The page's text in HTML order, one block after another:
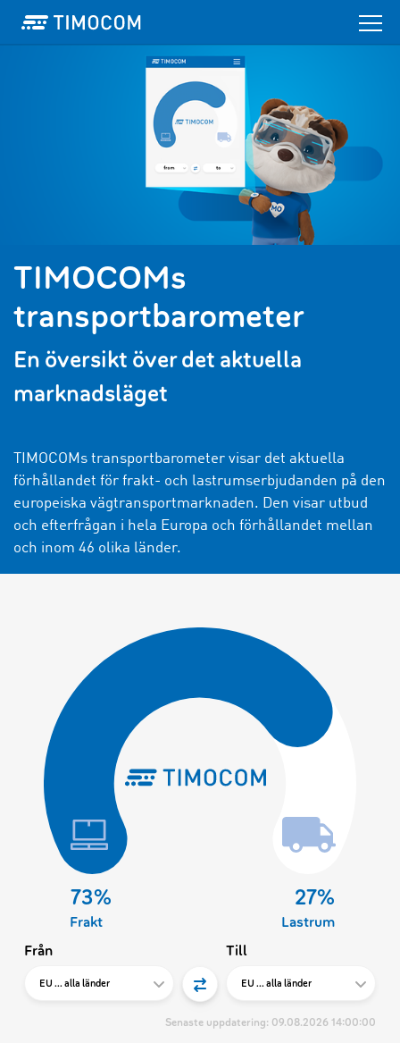
TIMOCOMs
transportbarometer
En översikt över det aktuella
marknadsläget
TIMOCOMs transportbarometer visar det aktuella
förhållandet för frakt- och lastrumserbjudanden på den
europeiska vägtransportmarknaden. Den visar utbud
och efterfrågan i hela Europa och förhållandet mellan
och inom 46 olika länder.